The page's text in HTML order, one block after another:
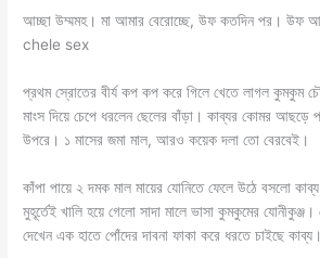
আচ্ছা উম্মমহ। মা আমার বেরোচ্ছে, উফ কতদিন পর। উফ
chele sex
প্রথম স্রোতের বীর্য কপ কপ করে গিলে খেতে লাগল কুমকুম
মাংস দিয়ে চেপে ধরলেন ছেলের বাঁড়া। কাব্যর কোমর আছড়ে
উপরে। ১ মাসের জমা মাল, আরও কয়েক দলা তো বেরবেই।
কাঁপা পায়ে ২ দমক মাল মায়ের যোনিতে ফেলে উঠে বসলো
মুহূর্তেই খালি হয়ে গেলো সাদা মালে ভাসা কুমকুমের
দেখেন এক হাতে পোঁদের দাবনা ফাকা করে ধরতে চাইছে কাব্য।